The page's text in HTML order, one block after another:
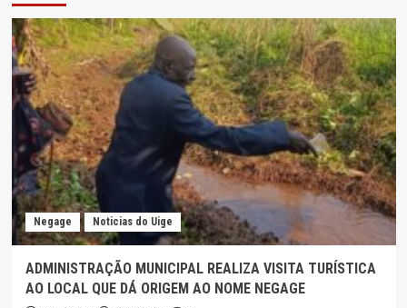
Negage Noticias do Uige
ADMINISTRAÇÃO MUNICIPAL REALIZA VISITA TURÍSTICA
AO LOCAL QUE DÁ ORIGEM AO NOME NEGAGE